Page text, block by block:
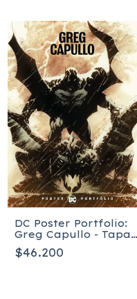
DC Poster Portfolio:
Greg Capullo - Tapa
blanda
$46.200